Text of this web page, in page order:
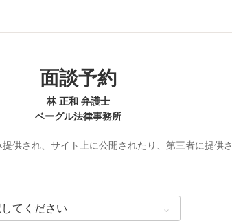
面談予約
林 正和 弁護士
ベーグル法律事務所
供され、サイト上に公開されたり、第三者に提供